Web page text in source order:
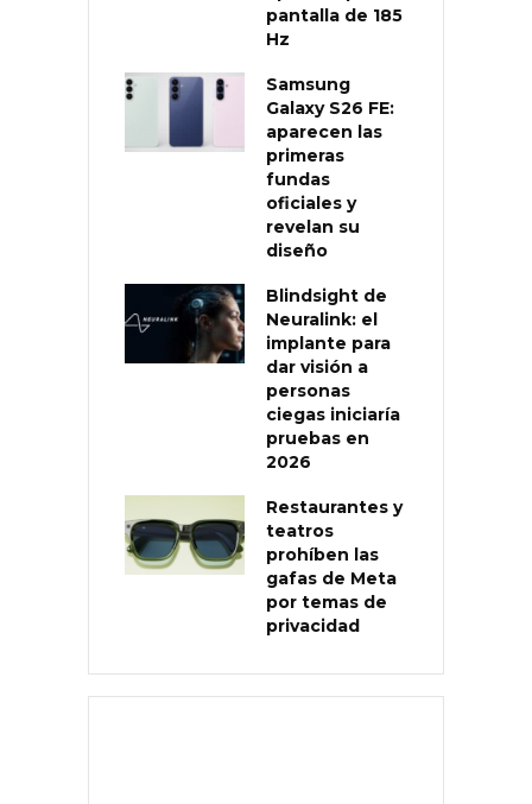
pantalla de 185
Hz
Samsung
Galaxy S26 FE:
aparecen las
primeras
fundas
oficiales y
revelan su
diseño
Blindsight de
Neuralink: el
implante para
dar visión a
personas
ciegas iniciaría
pruebas en
2026
Restaurantes y
teatros
prohíben las
gafas de Meta
por temas de
privacidad